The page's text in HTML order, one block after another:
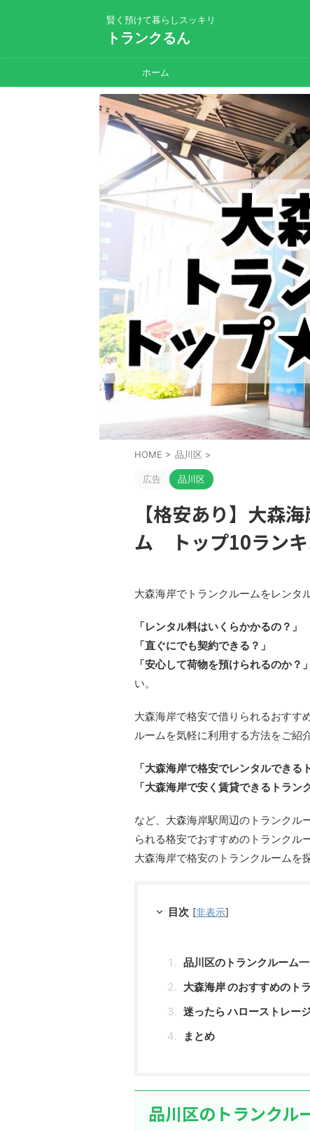
賢く預けて暮らしスッキリ
トランクるん
ホーム
HOME > 品川区 >
広告 品川区
【格安あり】大森
ム トップ10ラン
大森海岸でトランクルームをレンタ
「レンタル料はいくらかかるの？」
「直ぐにでも契約できる？」
「安心して荷物を預けられるのか？」
い。
大森海岸で格安で借りられるおすす
ルームを気軽に利用する方法をご紹
「大森海岸で格安でレンタルできる
「大森海岸で安く賃貸できるトラン
など、大森海岸駅周辺のトランクル
られる格安でおすすめのトランクル
大森海岸で格安のトランクルームを
目次 [非表示]
品川区のトランクルーム
大森海岸 のおすすめのト
迷ったら ハローストレー
まとめ
品川区のトランクル